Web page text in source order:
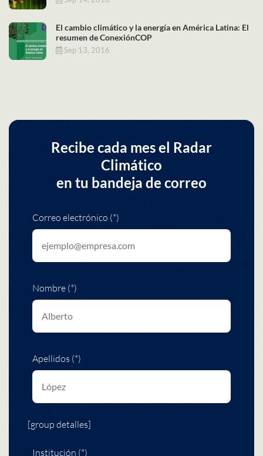
El cambio climático y la energía en América Latina: El
resumen de ConexiónCOP
Sep 13, 2016
Recibe cada mes el Radar
Climático
en tu bandeja de correo
Correo electrónico (*)
Nombre (*)
Apellidos (*)
[group detalles]
Institución (*)